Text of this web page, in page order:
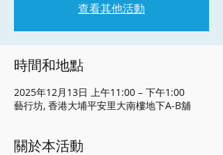
查看其他活動
時間和地點
2025年12月13日 上午11:00 – 下午1:00
藝行坊, 香港大埔平安里大南樓地下A-B舖
關於本活動